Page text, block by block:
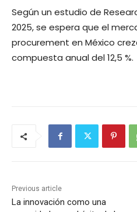
Según un estudio de
2025, se espera que el
procurement en México
compuesta anual del 12,5 %.
Previous article
La innovación como una